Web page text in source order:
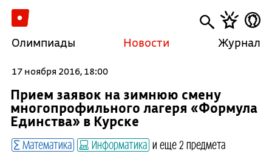
Олимпиады Новости Журнал
17 ноября 2016, 18:00
Прием заявок на зимнюю смену
многопрофильного лагеря «Формула
Единства» в Курске
Математика Информатика и еще 2 предмета